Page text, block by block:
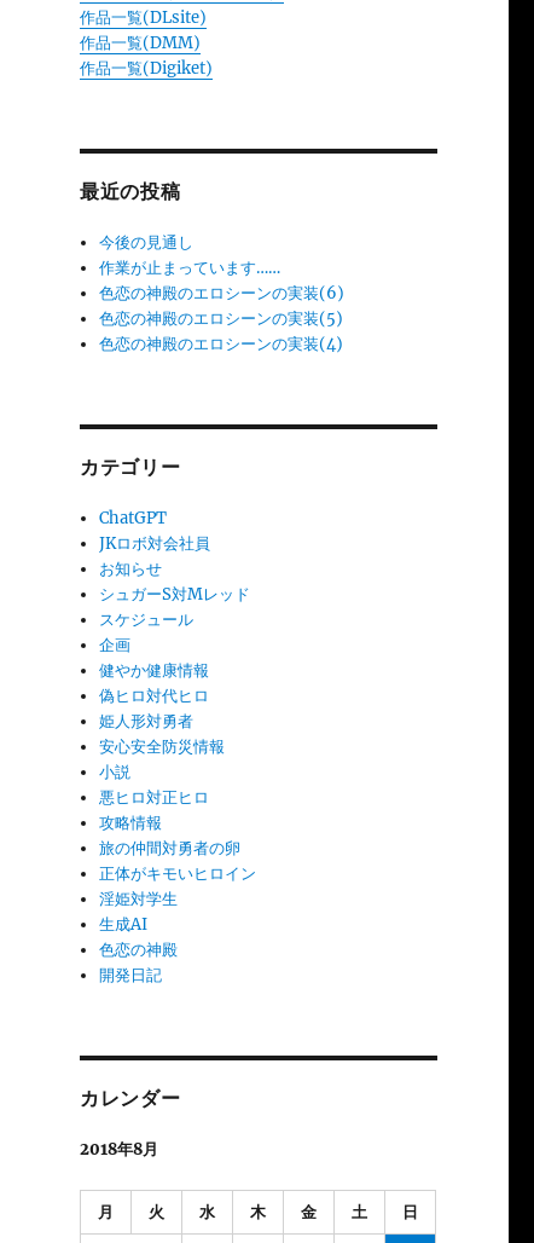
作品一覧(DLsite)
作品一覧(DMM)
作品一覧(Digiket)
最近の投稿
今後の見通し
作業が止まっています……
色恋の神殿のエロシーンの実装(6)
色恋の神殿のエロシーンの実装(5)
色恋の神殿のエロシーンの実装(4)
カテゴリー
ChatGPT
JKロボ対会社員
お知らせ
シュガーS対Mレッド
スケジュール
企画
健やか健康情報
偽ヒロ対代ヒロ
姫人形対勇者
安心安全防災情報
小説
悪ヒロ対正ヒロ
攻略情報
旅の仲間対勇者の卵
正体がキモいヒロイン
淫姫対学生
生成AI
色恋の神殿
開発日記
カレンダー
2018年8月
月 火 水 木 金 土 日